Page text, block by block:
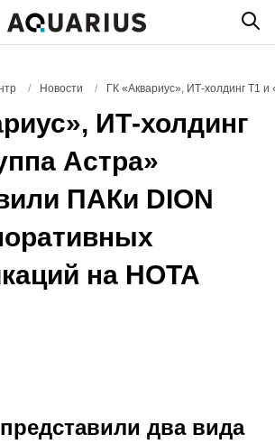
/ Новости / ГК «Аквариус», ИТ-холдинг Т1
ИТ-холдинг
Астра»
ПАКи DION
на НОТА
два вида